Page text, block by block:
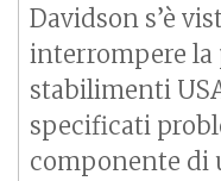
Davidson s’è
interrompere
stabilimenti
specificati
componente di